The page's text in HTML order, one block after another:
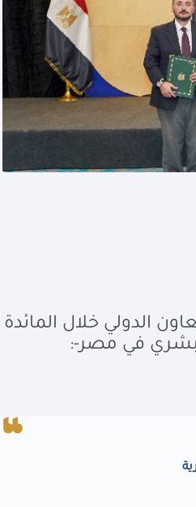
الدولي خلال المائدة
في مصر:-